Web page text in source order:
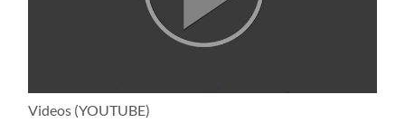
Videos (YOUTUBE)